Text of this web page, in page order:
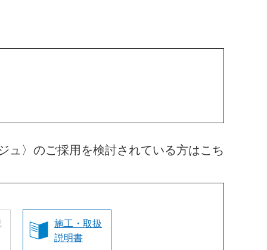
のご採用を検討されている方はこち
施工・取扱
説明書